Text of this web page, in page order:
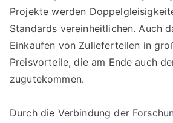
Projekte werden
Standards vereinheitlichen. Auch
Einkaufen von Zulieferteilen in
Preisvorteile, die am Ende auch
zugutekommen.
Durch die Verbindung der